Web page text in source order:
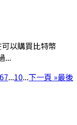
以購買比特幣
...
67...10...下一頁 »最後